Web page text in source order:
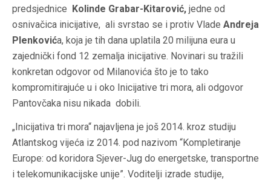
predsjednice
Kolinde Grabar-Kitarović, jedne od
osnivačica inicijative, ali svrstao se i protiv Vlade Andreja
Plenkovića, koja je tih dana uplatila 20 milijuna eura u
zajednički fond 12 zemalja inicijative. Novinari su tražili
konkretan odgovor od Milanovića što je to tako
kompromitirajuće u i oko Inicijative tri mora, ali odgovor
Pantovčaka nisu nikada dobili.
„Inicijativa tri mora“ najavljena je još 2014. kroz studiju
Atlantskog vijeća iz 2014. pod nazivom “Kompletiranje
Europe: od koridora Sjever-Jug do energetske, transportne
i telekomunikacijske unije”. Voditelji izrade studije,